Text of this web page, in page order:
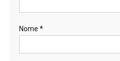
Nome *